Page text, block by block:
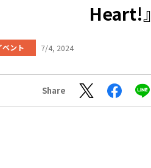
Heart!』
ベント 7/4, 2024
Share